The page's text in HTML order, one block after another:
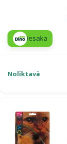
iesaka
Noliktavā